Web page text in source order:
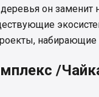
он заменит
набирающие
/